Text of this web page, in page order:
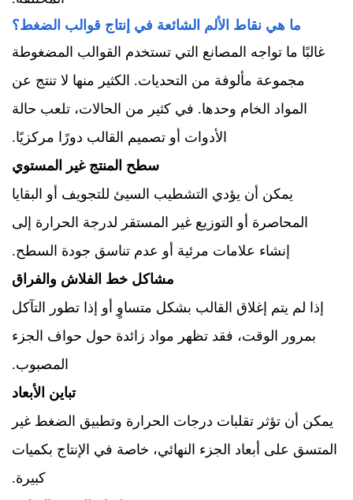
ما هي نقاط الألم الشائعة في إنتاج قوالب الضغط؟
غالبًا ما تواجه المصانع التي تستخدم القوالب المضغوطة
مجموعة مألوفة من التحديات. الكثير منها لا تنتج عن
المواد الخام وحدها. في كثير من الحالات، تلعب حالة
الأدوات أو تصميم القالب دورًا مركزيًا.
سطح المنتج غير المستوي
يمكن أن يؤدي التشطيب السيئ للتجويف أو البقايا
المحاصرة أو التوزيع غير المستقر لدرجة الحرارة إلى
إنشاء علامات مرئية أو عدم تناسق جودة السطح.
مشاكل خط الفلاش والفراق
إذا لم يتم إغلاق القالب بشكل متساوٍ أو إذا تطور التآكل
بمرور الوقت، فقد تظهر مواد زائدة حول حواف الجزء
المصبوب.
تباين الأبعاد
يمكن أن تؤثر تقلبات درجات الحرارة وتطبيق الضغط غير
المتسق على أبعاد الجزء النهائي، خاصة في الإنتاج بكميات
كبيرة.